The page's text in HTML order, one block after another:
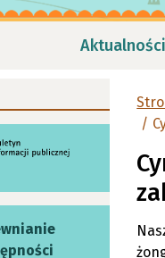
Aktualności